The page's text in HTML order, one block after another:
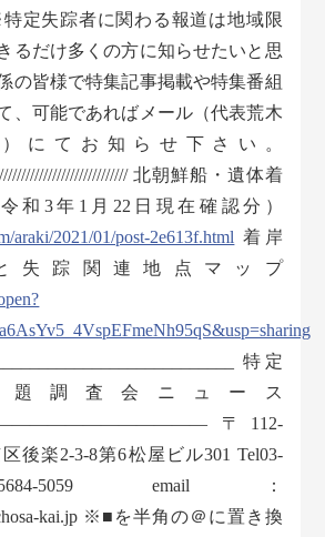
失踪者に関わる報道は地域限
るだけ多くの方に知らせたいと思
の皆様で特集記事掲載や特集番組
、可能であればメール（代表荒木
にてお知らせ下さい。
北朝鮮船・遺体着
和3年1月22日現在確認分）
araki/2021/01/post-2e613f.html 着岸
失踪関連地点マップ
特定
題調査会ニュース
〒112-
後楽2-3-8第6松屋ビル301 Tel03-
5684-5059 email：
kai.jp ※■を半角の＠に置き換